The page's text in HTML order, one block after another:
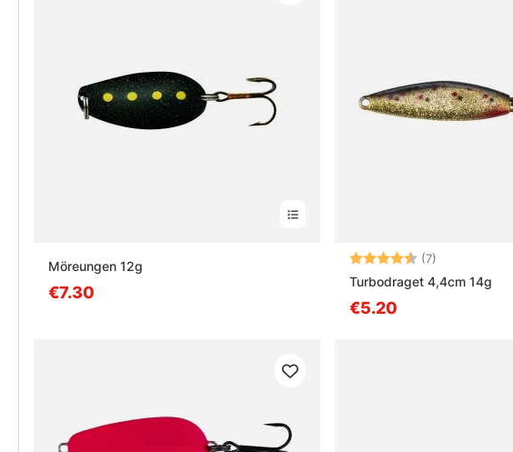
Möreungen 12g
€7.30
Arvio: (7)
Turbodraget 4,4cm 14g
€5.20